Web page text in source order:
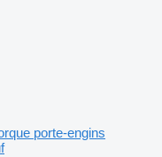
porte-engins